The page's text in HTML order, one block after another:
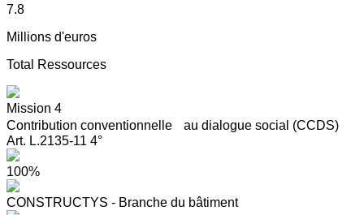
7.8
Millions d'euros
Total Ressources
Mission 4
Contribution conventionnelle au dialogue social (CCDS)
Art. L.2135-11 4°
100%
CONSTRUCTYS - Branche du bâtiment